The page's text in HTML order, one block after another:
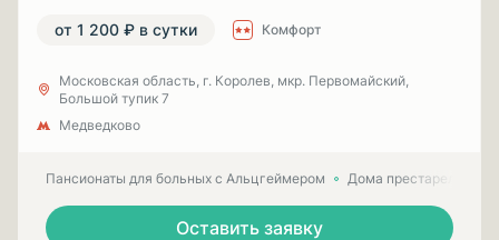
от 1 200 ₽ в сутки Комфорт
Московская область, г. Королев, мкр. Первомайский,
Большой тупик 7
Медведково
Пансионаты для больных с Альцгеймером Дома престарелых
Оставить заявку